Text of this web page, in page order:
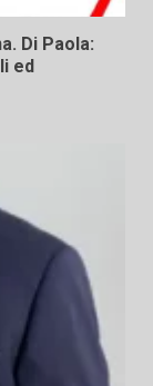
Di Paola:
ed